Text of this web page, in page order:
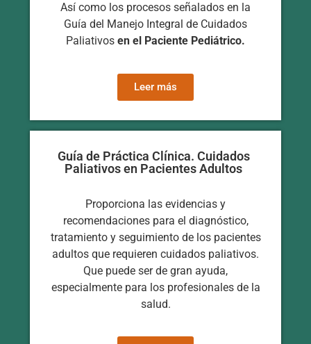
Así como los procesos señalados en la
Guía del Manejo Integral de Cuidados
Paliativos en el Paciente Pediátrico.
Leer más
Guía de Práctica Clínica. Cuidados
Paliativos en Pacientes Adultos
Proporciona las evidencias y
recomendaciones para el diagnóstico,
tratamiento y seguimiento de los pacientes
adultos que requieren cuidados paliativos.
Que puede ser de gran ayuda,
especialmente para los profesionales de la
salud.